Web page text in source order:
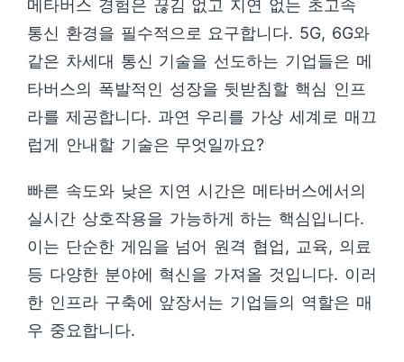
메타버스 경험은 끊김 없고 지연 없는 초고속
통신 환경을 필수적으로 요구합니다. 5G, 6G와
같은 차세대 통신 기술을 선도하는 기업들은 메
타버스의 폭발적인 성장을 뒷받침할 핵심 인프
라를 제공합니다. 과연 우리를 가상 세계로 매끄
럽게 안내할 기술은 무엇일까요?
빠른 속도와 낮은 지연 시간은 메타버스에서의
실시간 상호작용을 가능하게 하는 핵심입니다.
이는 단순한 게임을 넘어 원격 협업, 교육, 의료
등 다양한 분야에 혁신을 가져올 것입니다. 이러
한 인프라 구축에 앞장서는 기업들의 역할은 매
우 중요합니다.